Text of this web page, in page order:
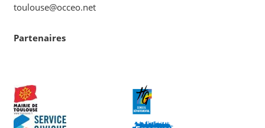
toulouse@occeo.net
Partenaires